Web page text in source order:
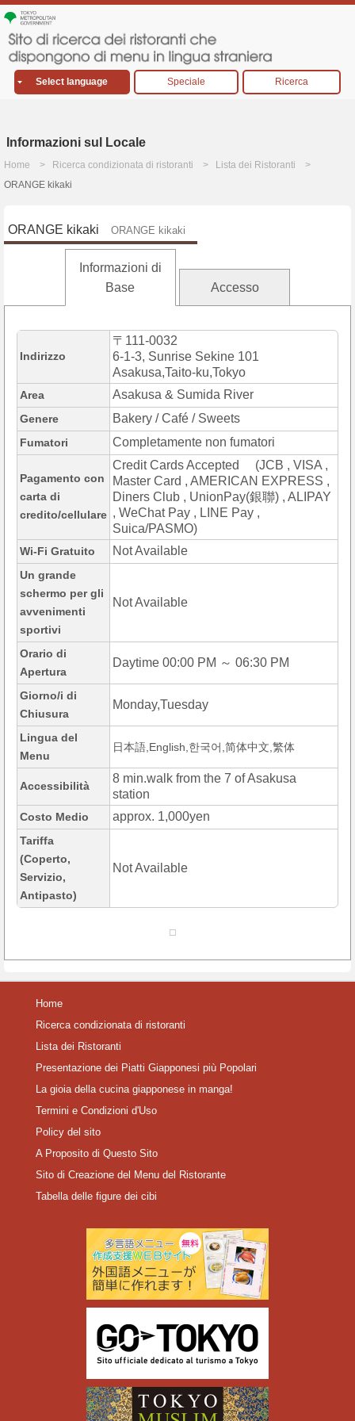
Select language Speciale Ricerca
Informazioni sul Locale
Home Ricerca condizionata di ristoranti
Lista dei Ristoranti
ORANGE kikaki
ORANGE kikaki ORANGE kikaki
Informazioni di
Base
Accesso
Indirizzo
〒111-0032
6-1-3, Sunrise Sekine 101
Asakusa,Taito-ku,Tokyo
Area Asakusa & Sumida River
Genere Bakery / Café / Sweets
Fumatori Completamente non fumatori
Pagamento con
carta di
credito/cellulare
Credit Cards Accepted (JCB , VISA ,
Master Card , AMERICAN EXPRESS ,
Diners Club , UnionPay(銀聯) , ALIPAY
, WeChat Pay , LINE Pay ,
Suica/PASMO)
Wi-Fi Gratuito Not Available
Un grande
schermo per gli
avvenimenti
sportivi
Not Available
Orario di
Apertura
Daytime 00:00 PM ～ 06:30 PM
Giorno/i di
Chiusura
Monday,Tuesday
Lingua del
Menu
日本語,English,한국어,简体中文,繁体
Accessibilità
8 min.walk from the 7 of Asakusa
station
Costo Medio approx. 1,000yen
Tariffa
(Coperto,
Servizio,
Antipasto)
Not Available
Home
Ricerca condizionata di ristoranti
Lista dei Ristoranti
Presentazione dei Piatti Giapponesi più Popolari
La gioia della cucina giapponese in manga!
Termini e Condizioni d'Uso
Policy del sito
A Proposito di Questo Sito
Sito di Creazione del Menu del Ristorante
Tabella delle figure dei cibi